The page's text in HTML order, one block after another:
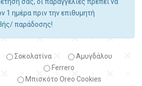
1 ημέρα πριν την επιθυμητή
παράδοσης!
Σοκολατίνα
Αμυγδάλου
Ferrero
Μπισκότο Oreo Cookies